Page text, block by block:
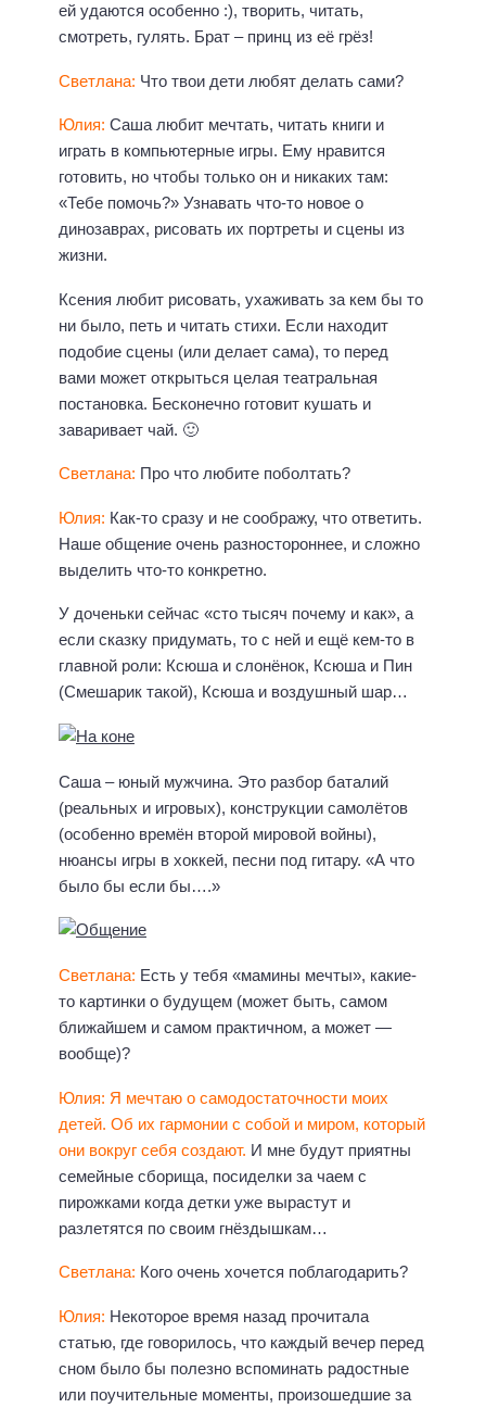
ей удаются особенно :), творить, читать,
смотреть, гулять. Брат – принц из её грёз!
Светлана: Что твои дети любят делать сами?
Юлия: Саша любит мечтать, читать книги и
играть в компьютерные игры. Ему нравится
готовить, но чтобы только он и никаких там:
«Тебе помочь?» Узнавать что-то новое о
динозаврах, рисовать их портреты и сцены из
жизни.
Ксения любит рисовать, ухаживать за кем бы то
ни было, петь и читать стихи. Если находит
подобие сцены (или делает сама), то перед
вами может открыться целая театральная
постановка. Бесконечно готовит кушать и
заваривает чай. 🙂
Светлана: Про что любите поболтать?
Юлия: Как-то сразу и не соображу, что ответить.
Наше общение очень разностороннее, и сложно
выделить что-то конкретно.
У доченьки сейчас «сто тысяч почему и как», а
если сказку придумать, то с ней и ещё кем-то в
главной роли: Ксюша и слонёнок, Ксюша и Пин
(Смешарик такой), Ксюша и воздушный шар…
Саша – юный мужчина. Это разбор баталий
(реальных и игровых), конструкции самолётов
(особенно времён второй мировой войны),
нюансы игры в хоккей, песни под гитару. «А что
было бы если бы….»
Светлана: Есть у тебя «мамины мечты», какие-
то картинки о будущем (может быть, самом
ближайшем и самом практичном, а может —
вообще)?
Юлия: Я мечтаю о самодостаточности моих
детей. Об их гармонии с собой и миром, который
они вокруг себя создают. И мне будут приятны
семейные сборища, посиделки за чаем с
пирожками когда детки уже вырастут и
разлетятся по своим гнёздышкам…
Светлана: Кого очень хочется поблагодарить?
Юлия: Некоторое время назад прочитала
статью, где говорилось, что каждый вечер перед
сном было бы полезно вспоминать радостные
или поучительные моменты, произошедшие за